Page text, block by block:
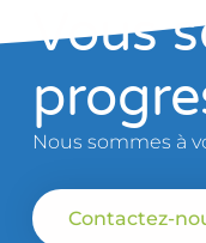
Vous
Nous sommes à
Contactez-